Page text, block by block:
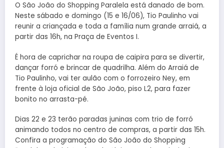
O São João do Shopping Paralela está danado de bom.
Neste sábado e domingo (15 e 16/06), Tio Paulinho vai
reunir a criançada e toda a família num grande arraiá, a
partir das 16h, na Praça de Eventos I.
É hora de caprichar na roupa de caipira para se divertir,
dançar forró e brincar de quadrilha. Além do Arraiá de
Tio Paulinho, vai ter aulão com o forrozeiro Ney, em
frente à loja oficial de São João, piso L2, para fazer
bonito no arrasta-pé.
Dias 22 e 23 terão paradas juninas com trio de forró
animando todos no centro de compras, a partir das 15h.
Confira a programação do São João do Shopping